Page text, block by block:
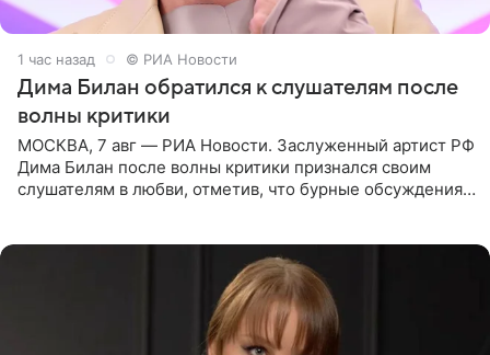
1 час назад © РИА Новости
Дима Билан обратился к слушателям после
волны критики
МОСКВА, 7 авг — РИА Новости. Заслуженный артист РФ
Дима Билан после волны критики признался своим
слушателям в любви, отметив, что бурные обсуждения